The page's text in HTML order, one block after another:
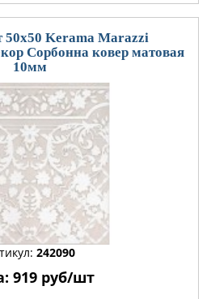
50x50 Kerama Marazzi
Сорбонна ковер матовая
10мм
242090
919 руб/шт